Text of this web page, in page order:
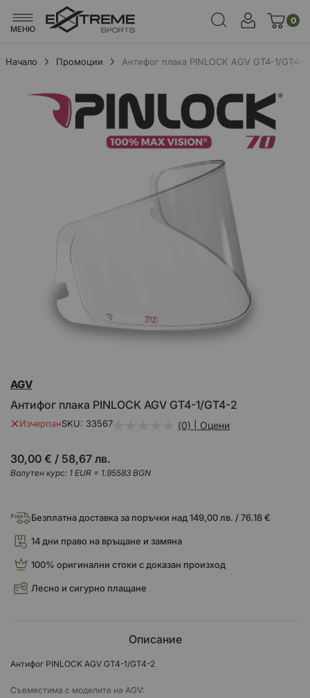
МЕНЮ
0
Начало Промоции
Антифог плака PINLOCK AGV GT4-1/GT4-2
към
на
галерия
Антифог плака PINLOCK AGV GT4-1/GT4-2
AGV
ИзчерпанSKU 33567 (0) | Оцени
30,00 € / 58,67 лв.
Валутен курс: 1 EUR = 1.95583 BGN
Безплатна доставка за поръчки над 149,00 лв. / 76.18 €
14 дни право на връщане и замяна
100% оригинални стоки с доказан произход
Лесно и сигурно плащане
Описание
Антифог PINLOCK AGV GT4-1/GT4-2
Съвместима с моделите на AGV: